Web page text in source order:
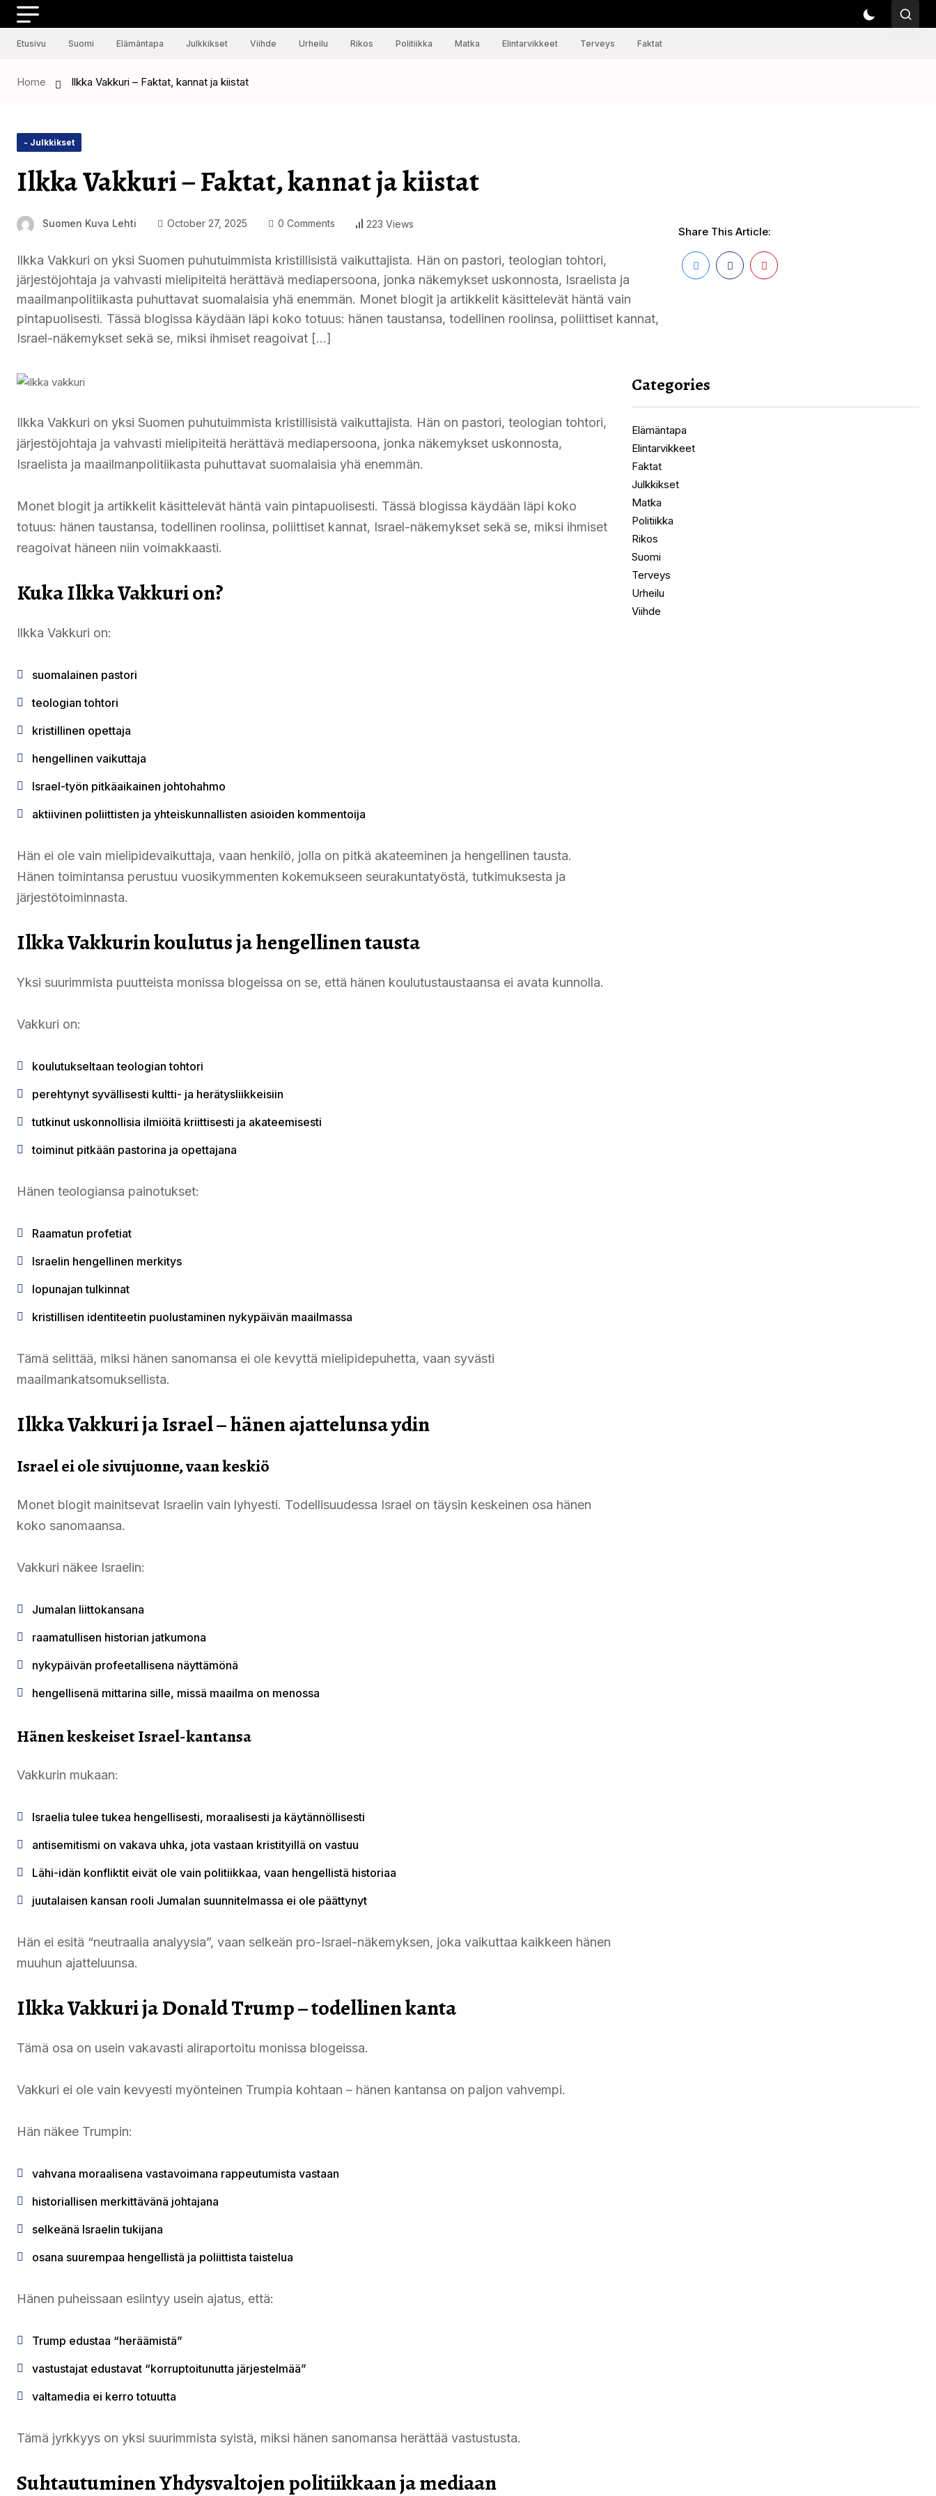
Etusivu Suomi Elämäntapa Julkkikset Viihde Urheilu Rikos Politiikka Matka Elintarvikkeet Terveys Faktat
Home Ilkka Vakkuri – Faktat, kannat ja kiistat
- Julkkikset
Ilkka Vakkuri – Faktat, kannat ja kiistat
Suomen Kuva Lehti October 27, 2025 0 Comments 223 Views
Ilkka Vakkuri on yksi Suomen puhutuimmista kristillisistä vaikuttajista. Hän on pastori, teologian tohtori,
järjestöjohtaja ja vahvasti mielipiteitä herättävä mediapersoona, jonka näkemykset uskonnosta, Israelista ja
maailmanpolitiikasta puhuttavat suomalaisia yhä enemmän. Monet blogit ja artikkelit käsittelevät häntä vain
pintapuolisesti. Tässä blogissa käydään läpi koko totuus: hänen taustansa, todellinen roolinsa, poliittiset kannat,
Israel-näkemykset sekä se, miksi ihmiset reagoivat […]
Share This Article:
Ilkka Vakkuri on yksi Suomen puhutuimmista kristillisistä vaikuttajista. Hän on pastori, teologian tohtori,
järjestöjohtaja ja vahvasti mielipiteitä herättävä mediapersoona, jonka näkemykset uskonnosta,
Israelista ja maailmanpolitiikasta puhuttavat suomalaisia yhä enemmän.
Monet blogit ja artikkelit käsittelevät häntä vain pintapuolisesti. Tässä blogissa käydään läpi koko
totuus: hänen taustansa, todellinen roolinsa, poliittiset kannat, Israel-näkemykset sekä se, miksi ihmiset
reagoivat häneen niin voimakkaasti.
Kuka Ilkka Vakkuri on?
Ilkka Vakkuri on:
suomalainen pastori
teologian tohtori
kristillinen opettaja
hengellinen vaikuttaja
Israel-työn pitkäaikainen johtohahmo
aktiivinen poliittisten ja yhteiskunnallisten asioiden kommentoija
Hän ei ole vain mielipidevaikuttaja, vaan henkilö, jolla on pitkä akateeminen ja hengellinen tausta.
Hänen toimintansa perustuu vuosikymmenten kokemukseen seurakuntatyöstä, tutkimuksesta ja
järjestötoiminnasta.
Ilkka Vakkurin koulutus ja hengellinen tausta
Yksi suurimmista puutteista monissa blogeissa on se, että hänen koulutustaustaansa ei avata kunnolla.
Vakkuri on:
koulutukseltaan teologian tohtori
perehtynyt syvällisesti kultti- ja herätysliikkeisiin
tutkinut uskonnollisia ilmiöitä kriittisesti ja akateemisesti
toiminut pitkään pastorina ja opettajana
Hänen teologiansa painotukset:
Raamatun profetiat
Israelin hengellinen merkitys
lopunajan tulkinnat
kristillisen identiteetin puolustaminen nykypäivän maailmassa
Tämä selittää, miksi hänen sanomansa ei ole kevyttä mielipidepuhetta, vaan syvästi
maailmankatsomuksellista.
Ilkka Vakkuri ja Israel – hänen ajattelunsa ydin
Israel ei ole sivujuonne, vaan keskiö
Monet blogit mainitsevat Israelin vain lyhyesti. Todellisuudessa Israel on täysin keskeinen osa hänen
koko sanomaansa.
Vakkuri näkee Israelin:
Jumalan liittokansana
raamatullisen historian jatkumona
nykypäivän profeetallisena näyttämönä
hengellisenä mittarina sille, missä maailma on menossa
Hänen keskeiset Israel-kantansa
Vakkurin mukaan:
Israelia tulee tukea hengellisesti, moraalisesti ja käytännöllisesti
antisemitismi on vakava uhka, jota vastaan kristityillä on vastuu
Lähi-idän konfliktit eivät ole vain politiikkaa, vaan hengellistä historiaa
juutalaisen kansan rooli Jumalan suunnitelmassa ei ole päättynyt
Hän ei esitä “neutraalia analyysia”, vaan selkeän pro-Israel-näkemyksen, joka vaikuttaa kaikkeen hänen
muuhun ajatteluunsa.
Ilkka Vakkuri ja Donald Trump – todellinen kanta
Tämä osa on usein vakavasti aliraportoitu monissa blogeissa.
Vakkuri ei ole vain kevyesti myönteinen Trumpia kohtaan – hänen kantansa on paljon vahvempi.
Hän näkee Trumpin:
vahvana moraalisena vastavoimana rappeutumista vastaan
historiallisen merkittävänä johtajana
selkeänä Israelin tukijana
osana suurempaa hengellistä ja poliittista taistelua
Hänen puheissaan esiintyy usein ajatus, että:
Trump edustaa “heräämistä”
vastustajat edustavat “korruptoitunutta järjestelmää”
valtamedia ei kerro totuutta
Tämä jyrkkyys on yksi suurimmista syistä, miksi hänen sanomansa herättää vastustusta.
Suhtautuminen Yhdysvaltojen politiikkaan ja mediaan
Categories
Elämäntapa
Elintarvikkeet
Faktat
Julkkikset
Matka
Politiikka
Rikos
Suomi
Terveys
Urheilu
Viihde